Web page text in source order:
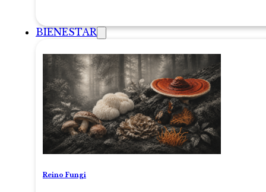
BIENESTAR
Reino Fungi